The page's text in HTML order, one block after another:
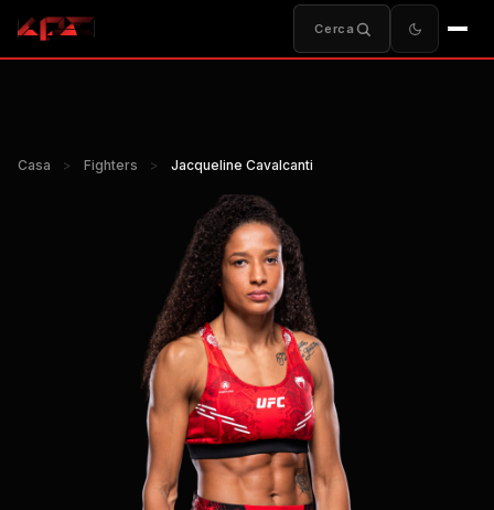
Cerca
Casa > Fighters > Jacqueline Cavalcanti